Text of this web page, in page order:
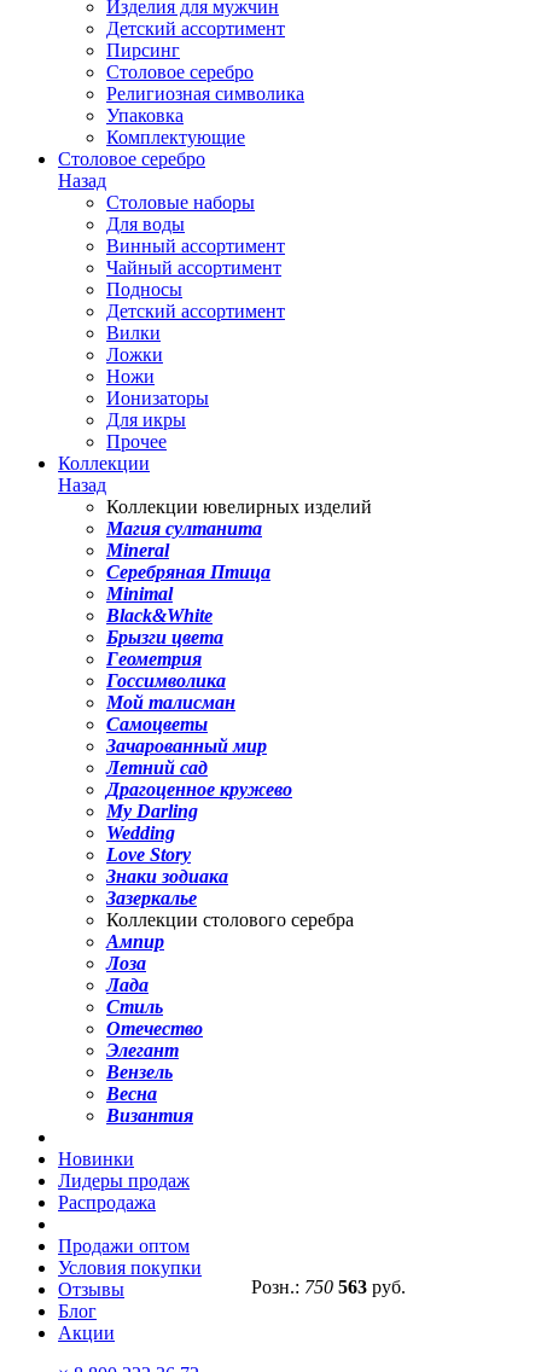
Розн.: 750 563 руб.
Изделия для мужчин
Детский ассортимент
Пирсинг
Столовое серебро
Религиозная символика
Упаковка
Комплектующие
Столовое серебро
Назад
Столовые наборы
Для воды
Винный ассортимент
Чайный ассортимент
Подносы
Детский ассортимент
Вилки
Ложки
Ножи
Ионизаторы
Для икры
Прочее
Коллекции
Назад
Коллекции ювелирных изделий
Магия султанита
Mineral
Серебряная Птица
Minimal
Black&White
Брызги цвета
Геометрия
Госсимволика
Мой талисман
Самоцветы
Зачарованный мир
Летний сад
Драгоценное кружево
My Darling
Wedding
Love Story
Знаки зодиака
Зазеркалье
Коллекции столового серебра
Ампир
Лоза
Лада
Стиль
Отечество
Элегант
Вензель
Весна
Византия
Новинки
Лидеры продаж
Распродажа
Продажи оптом
Условия покупки
Отзывы
Блог
Акции